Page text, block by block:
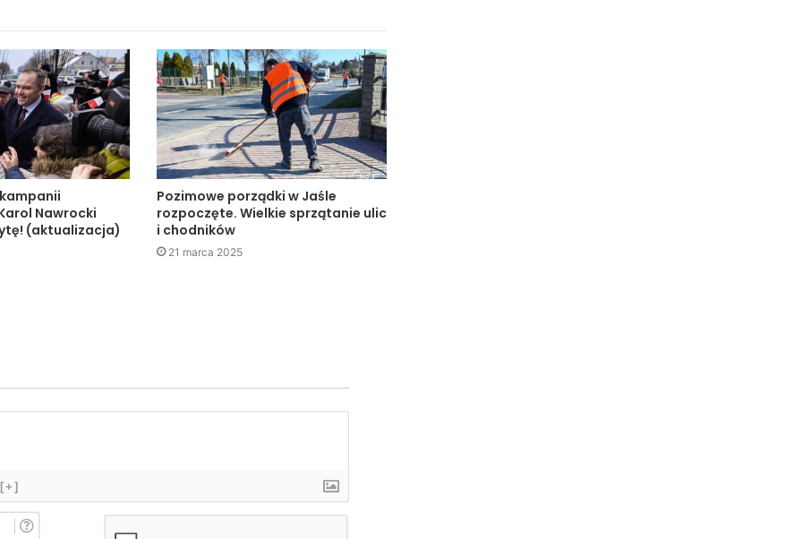
Nawrocki
(aktualizacja)
Pozimowe porządki w Jaśle
rozpoczęte. Wielkie sprzątanie ulic
i chodników
21 marca 2025
[+]